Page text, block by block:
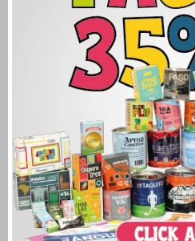
visual y atención inspirado en Toy
deberá encontrar y tirar sus
para quedarse sin cartas antes
Ideal para jugar en familia o con
simples y partidas rápidas y
variante de memoria pensada
Estimula la atención, la memoria,
mientras se divierten jugando sin